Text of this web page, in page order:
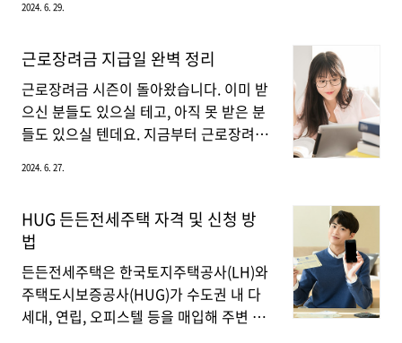
올림픽 티켓 가격은 경기 종목, 좌석 위치,
이 제공됩니다. 다음은 파리 올림픽 티켓
가격 및 구매 방법에 대한 종합적인 가이
드입니다.파리 올림픽 티켓 가격파리 올림
픽 티켓 가격은 다양한 요..
많이 소요됩니다. 그러나 “내일배움카
수 있으므로 지금부터 자세히 알려드리겠
습니다. 한국어교원 자격증한국어교원 자
격증은 한국어가 모국어가 아닌 재외동포
나 외국인을 대상으로 한국어를 가르치는
나뉘며, 자격증 취득 방법은 일반 취득과
3급 일반 취득일반 취득은 한국어교원 자
격증 3급으로, 120시간의 양성과정을 이
수한 후 “한국어교육검정시험”에 합격해
야 합니다. 이 시험은 합격률이 고작 30%
대로, 고난도의 시험입니다. 그럼에도 많..
2024. 6. 29.
근로장려금 지급일 완벽 정리
근로장려금 시즌이 돌아왔습니다. 이미 받
으신 분들도 있으실 테고, 아직 못 받은 분
들도 있으실 텐데요. 지금부터 근로장려금
습니다.근로장려금이란?근로장려금은 저
원금으로, 근로 의욕을 고취시키고 생활
안정을 지원하기 위한 제도입니다. 근로소
득이나 사업소득이 일정 수준 이하인 가구
에 대해 지급됩니다.근로장려금 신청 근로
장려금 신청기간을 자세히 알아보겠습니
2024. 6. 27.
HUG 든든전세주택 자격 및 신청 방
법
든든전세주택은 한국토지주택공사(LH)와
주택도시보증공사(HUG)가 수도권 내 다
세대, 연립, 오피스텔 등을 매입해 주변 시